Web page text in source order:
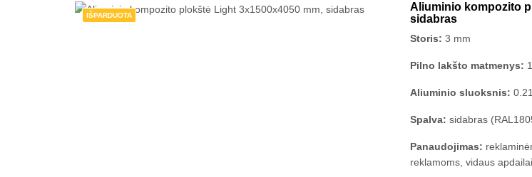
IŠPARDUOTA
Aliuminio kompozito
sidabras
Storis: 3 mm
Pilno lakšto matmenys:
Aliuminio sluoksnis:
Spalva: sidabras
Panaudojimas:
reklamoms, vidaus